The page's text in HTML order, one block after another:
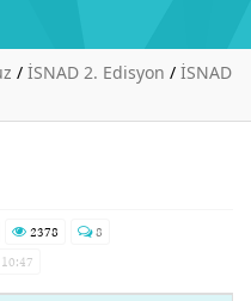
/ İSNAD 2. Edisyon / İSNAD
2378
8